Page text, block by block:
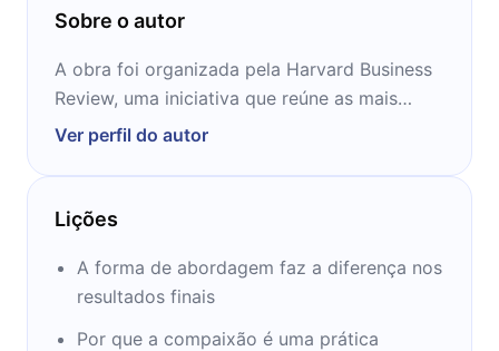
Sobre o autor
A obra foi organizada pela Harvard Business
Review, uma iniciativa que reúne as mais
inteligentes ideias sobre gestão, publicadas
edições internacionais licenciadas.
Ver perfil do autor
Lições
A forma de abordagem faz a diferença nos
resultados finais
Por que a compaixão é uma prática